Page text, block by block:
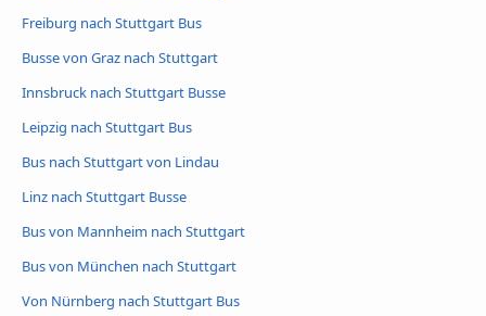
Freiburg nach Stuttgart Bus
Busse von Graz nach Stuttgart
Innsbruck nach Stuttgart Busse
Leipzig nach Stuttgart Bus
Bus nach Stuttgart von Lindau
Linz nach Stuttgart Busse
Bus von Mannheim nach Stuttgart
Bus von München nach Stuttgart
Von Nürnberg nach Stuttgart Bus